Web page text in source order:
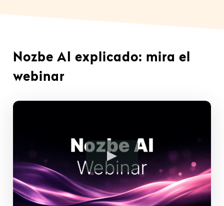
Nozbe AI explicado: mira el
webinar
Play Video